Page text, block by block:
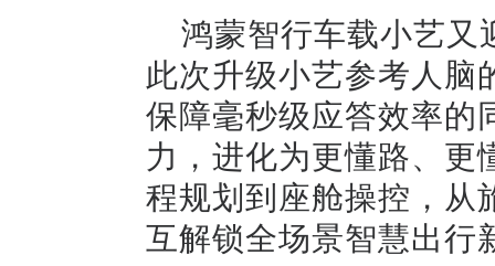
鸿蒙智行车载小艺又
此次升级小艺参考人脑
保障毫秒级应答效率的
力，进化为更懂路、更
程规划到座舱操控，从
互解锁全场景智慧出行